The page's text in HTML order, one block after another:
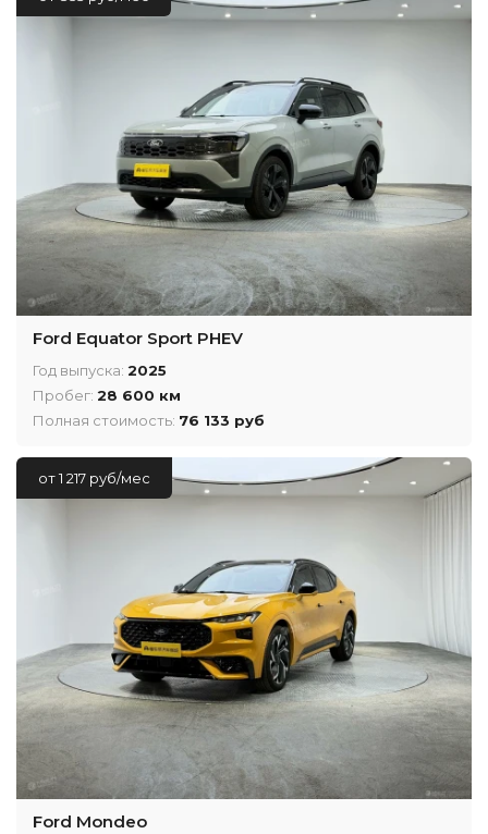
Ford Equator Sport PHEV
Год выпуска: 2025
Пробег: 28 600 км
Полная стоимость: 76 133 руб
от 1 217 руб/мес
Ford Mondeo